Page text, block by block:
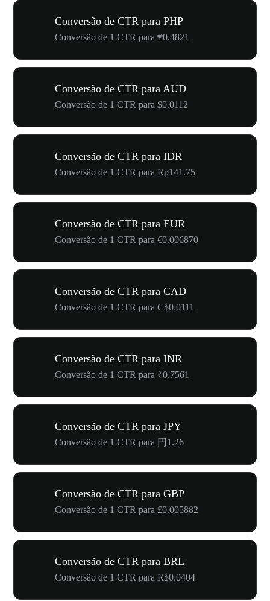
Conversão de CTR para PHP
Conversão de 1 CTR para ₱0.4821
Conversão de CTR para AUD
Conversão de 1 CTR para $0.0112
Conversão de CTR para IDR
Conversão de 1 CTR para Rp141.75
Conversão de CTR para EUR
Conversão de 1 CTR para €0.006870
Conversão de CTR para CAD
Conversão de 1 CTR para C$0.0111
Conversão de CTR para INR
Conversão de 1 CTR para ₹0.7561
Conversão de CTR para JPY
Conversão de 1 CTR para 円1.26
Conversão de CTR para GBP
Conversão de 1 CTR para £0.005882
Conversão de CTR para BRL
Conversão de 1 CTR para R$0.0404